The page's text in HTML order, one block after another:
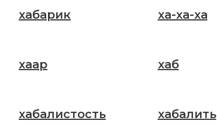
хабарик ха-ха-ха
хаар хаб
хабалистость хабалить